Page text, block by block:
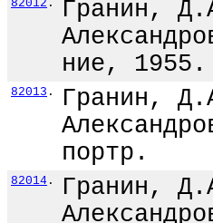
82012 .
Гранин,
ние,
82013 .
Гранин,
портр.
82014 .
Гранин,